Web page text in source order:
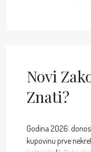
Novi
Znati?
Godina 2026.
kupovinu prve